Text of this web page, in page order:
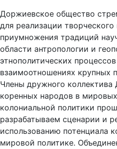
Доржиевское общество
для реализации
приумножения традиций
области антропологии и
этнополитических
взаимоотношениях крупных
Члены дружного
коренных народов в
колониальной политики
разрабатываем сценарии и
использованию потенциала
мировой политике.